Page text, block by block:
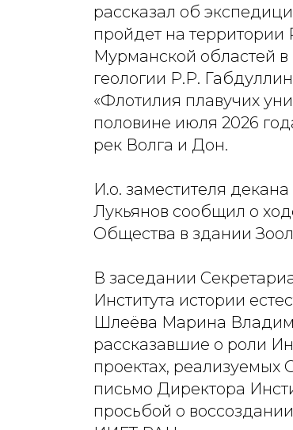
рассказал об
пройдет на территории
Мурманской областей
геологии Р.Р.
«Флотилия плавучих
половине июля 2026
рек Волга и Дон.
И.о. заместителя
Лукьянов сообщил о
Общества в здании
В заседании
Института истории
Шлеёва Марина
рассказавшие о роли
проектах,
письмо Директора
просьбой о